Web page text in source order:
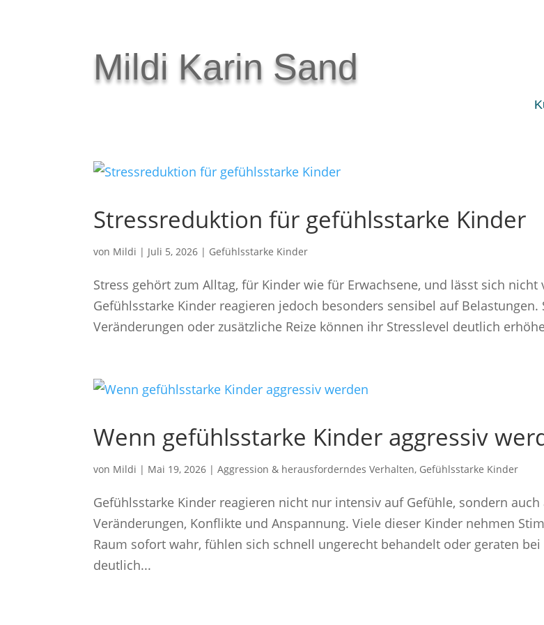
Mildi Karin Sand
Stressreduktion für gefühlsstarke Kinder
von Mildi | Juli 5, 2026 | Gefühlsstarke Kinder
Stress gehört zum Alltag, für Kinder wie für Erwachsene, und lässt sich nicht
Gefühlsstarke Kinder reagieren jedoch besonders sensibel auf Belastungen.
Veränderungen oder zusätzliche Reize können ihr Stresslevel deutlich
Wenn gefühlsstarke Kinder aggressiv
von Mildi | Mai 19, 2026 |Aggression & herausforderndes Verhalten, Gefühlsstarke Kinder
Gefühlsstarke Kinder reagieren nicht nur intensiv auf Gefühle, sondern auch
Veränderungen, Konflikte und Anspannung. Viele dieser Kinder nehmen
Raum sofort wahr, fühlen sich schnell ungerecht behandelt oder geraten bei
deutlich...